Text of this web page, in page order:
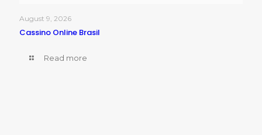
August 9, 2026
Cassino Online Brasil
Read more